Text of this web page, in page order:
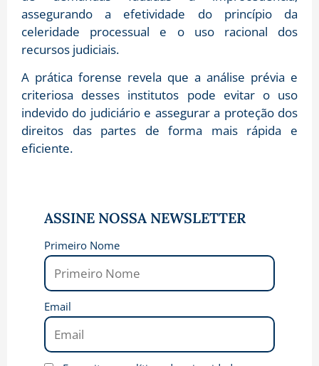
assegurando a efetividade do princípio da
celeridade processual e o uso racional dos
recursos judiciais.
A prática forense revela que a análise prévia e
criteriosa desses institutos pode evitar o uso
indevido do judiciário e assegurar a proteção dos
direitos das partes de forma mais rápida e
eficiente.
ASSINE NOSSA NEWSLETTER
Primeiro Nome
Email